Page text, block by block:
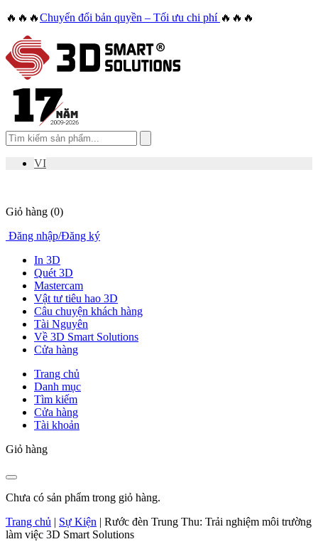
🔥🔥🔥Chuyển đổi bản quyền – Tối ưu chi phí 🔥🔥🔥
VI
Giỏ hàng (0)
Đăng nhập/Đăng ký
In 3D
Quét 3D
Mastercam
Vật tư tiêu hao 3D
Câu chuyện khách hàng
Tài Nguyên
Về 3D Smart Solutions
Cửa hàng
Trang chủ
Danh mục
Tìm kiếm
Cửa hàng
Tài khoản
Giỏ hàng
Chưa có sản phẩm trong giỏ hàng.
Trang chủ | Sự Kiện | Rước đèn Trung Thu: Trải nghiệm môi trường
làm việc 3D Smart Solutions